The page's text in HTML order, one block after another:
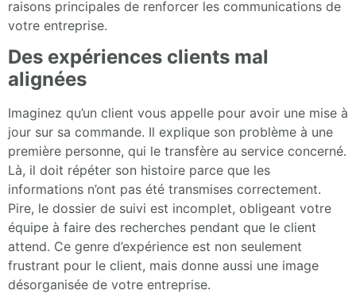
raisons principales de renforcer les communications de
votre entreprise.
Des expériences clients mal
alignées
Imaginez qu’un client vous appelle pour avoir une mise à
jour sur sa commande. Il explique son problème à une
première personne, qui le transfère au service concerné.
Là, il doit répéter son histoire parce que les
informations n’ont pas été transmises correctement.
Pire, le dossier de suivi est incomplet, obligeant votre
équipe à faire des recherches pendant que le client
attend. Ce genre d’expérience est non seulement
frustrant pour le client, mais donne aussi une image
désorganisée de votre entreprise.